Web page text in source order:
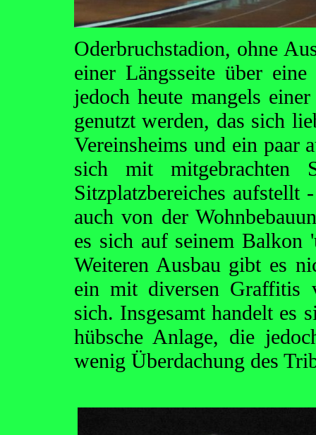
Oderbruchstadion, ohne
einer Längsseite über
jedoch heute mangels
genutzt werden, das sich
Vereinsheims und ein paar
sich mit mitgebrachten
Sitzplatzbereiches aufstellt
auch von der
es sich auf seinem Balkon
Weiteren Ausbau gibt es
ein mit diversen Graffitis
sich. Insgesamt handelt es
hübsche Anlage, die
wenig Überdachung des